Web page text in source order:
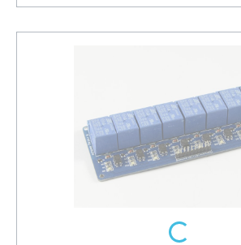
In den Warenkorb
Loading...